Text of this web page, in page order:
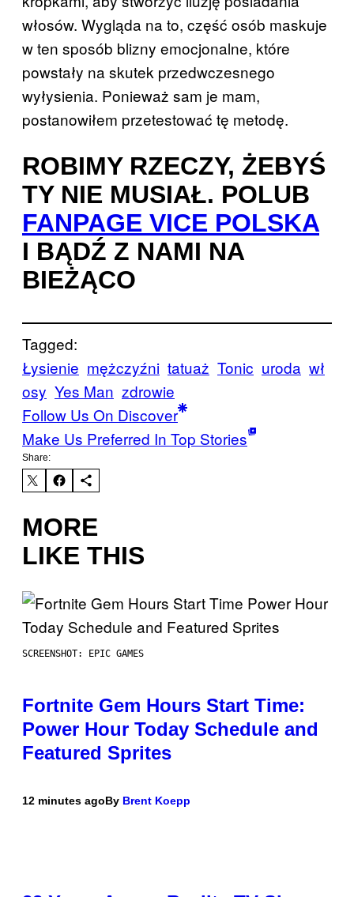
włosów. Wygląda na to, część osób maskuje
w ten sposób blizny emocjonalne, które
powstały na skutek przedwczesnego
wyłysienia. Ponieważ sam je mam,
postanowiłem przetestować tę metodę.
ROBIMY RZECZY, ŻEBYŚ
TY NIE MUSIAŁ. POLUB
FANPAGE VICE POLSKA
I BĄDŹ Z NAMI NA
BIEŻĄCO
Tagged:
Łysienie mężczyźni tatuaż Tonic uroda wł
osy Yes Man zdrowie
Follow Us On Discover
Make Us Preferred In Top Stories
Share:
MORE
LIKE THIS
SCREENSHOT: EPIC GAMES
Fortnite Gem Hours Start Time:
Power Hour Today Schedule and
Featured Sprites
12 minutes agoBy Brent Koepp